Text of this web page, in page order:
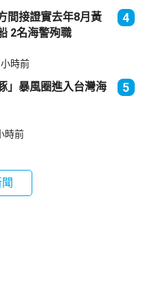
間接證實去年8月黃
岩島撞船 2名海警殉職
4
時前
」暴風圈進入台灣海
5
時前